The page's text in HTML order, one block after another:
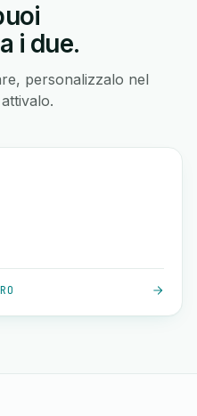
i due.
personalizzalo nel